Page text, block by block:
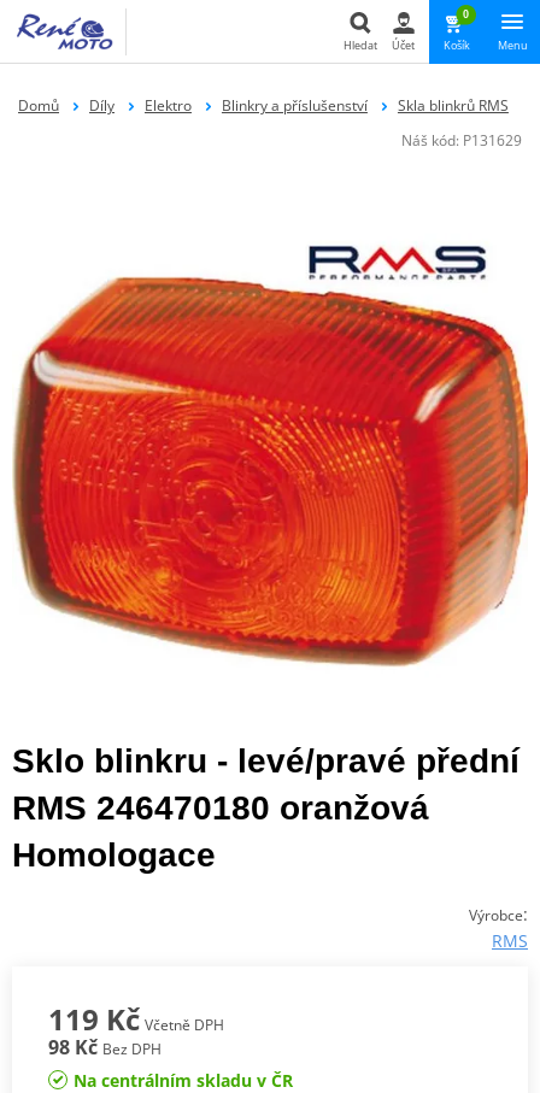
Hledat
Hledat Účet
0
Košík Menu
Domů Díly Elektro Blinkry a příslušenství
Skla blinkrů RMS
Náš kód: P131629
Sklo blinkru - levé/pravé přední
RMS 246470180 oranžová
Homologace
Výrobce:
RMS
119 Kč Včetně DPH
98 Kč Bez DPH
Na centrálním skladu v ČR